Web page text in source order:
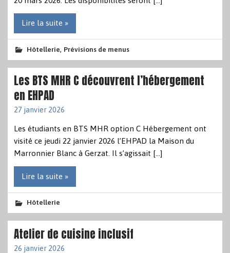
Lire la suite »
Hôtellerie, Prévisions de menus
Les BTS MHR C découvrent l’hébergement
en EHPAD
27 janvier 2026
Les étudiants en BTS MHR option C Hébergement ont
visité ce jeudi 22 janvier 2026 l’EHPAD la Maison du
Marronnier Blanc à Gerzat. Il s’agissait […]
Lire la suite »
Hôtellerie
Atelier de cuisine inclusif
26 janvier 2026